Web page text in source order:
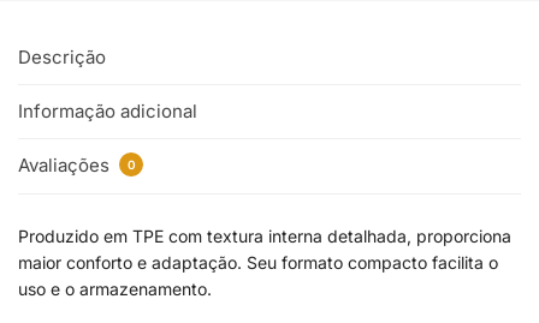
Descrição
Informação adicional
Avaliações 0
Produzido em TPE com textura interna detalhada, proporciona
maior conforto e adaptação. Seu formato compacto facilita o
uso e o armazenamento.